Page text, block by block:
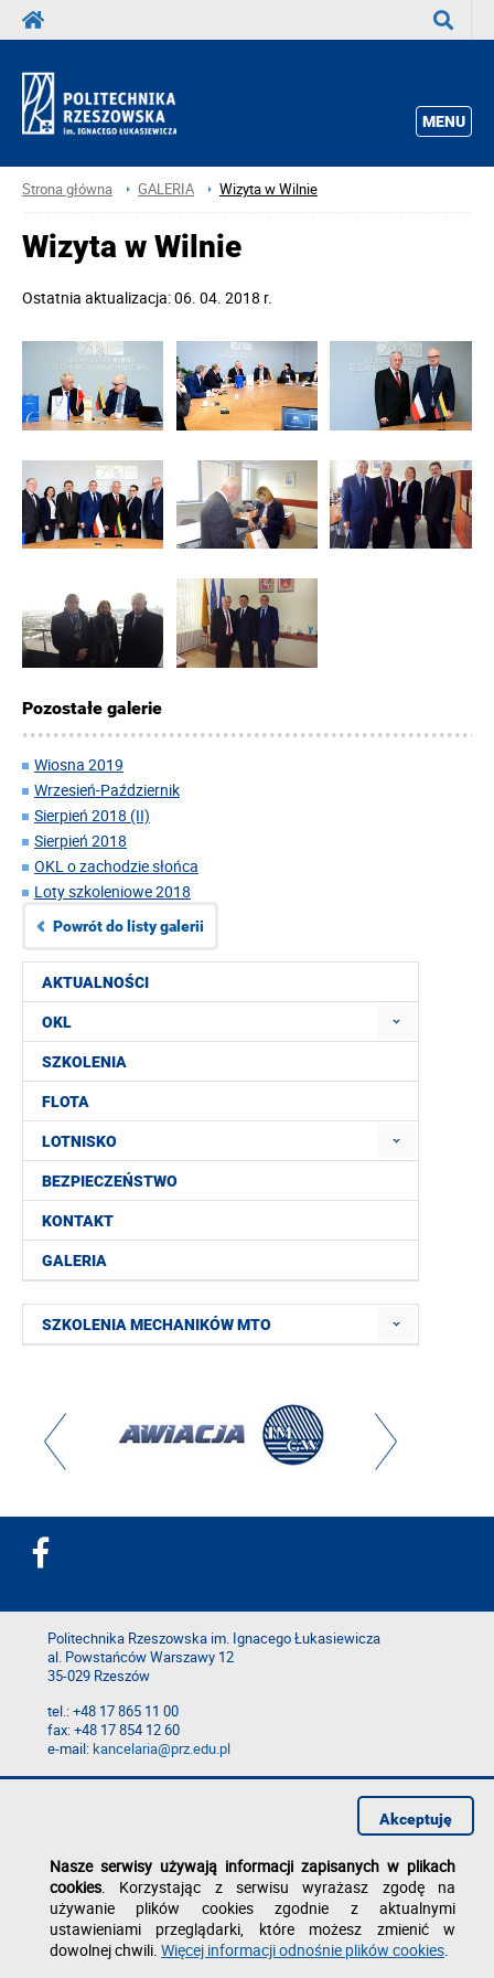
MENU
Strona główna GALERIA Wizyta w Wilnie
AKTUALNOŚCI
OKL
SZKOLENIA
FLOTA
LOTNISKO
BEZPIECZEŃSTWO
KONTAKT
GALERIA
SZKOLENIA MECHANIKÓW MTO
Wizyta w Wilnie
Ostatnia aktualizacja: 06. 04. 2018 r.
Pozostałe galerie
Wiosna 2019
Wrzesień-Październik
Sierpień 2018 (II)
Sierpień 2018
OKL o zachodzie słońca
Loty szkoleniowe 2018
Powrót do listy galerii
Politechnika Rzeszowska im. Ignacego Łukasiewicza
al. Powstańców Warszawy 12
35-029 Rzeszów
tel.: +48 17 865 11 00
fax: +48 17 854 12 60
e-mail:kancelaria@prz.edu.pl
Deklaracja dostępności
Nasze serwisy używają informacji zapisanych w plikach
cookies. Korzystając z serwisu wyrażasz zgodę na
używanie plików cookies zgodnie z aktualnymi
ustawieniami przeglądarki, które możesz zmienić w
dowolnej chwili. Więcej informacji odnośnie plików cookies.
Akceptuję